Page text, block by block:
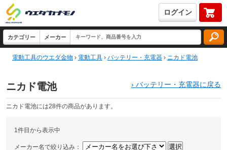
ログイン
電動工具のウエダ金物 › 電動工具 › バッテリー・充電器 › ニカド電池
ニカド電池 › バッテリー・充電器に戻る
ニカド電池には28件の商品があります。
1件目から表示中
メーカー名で絞り込み：